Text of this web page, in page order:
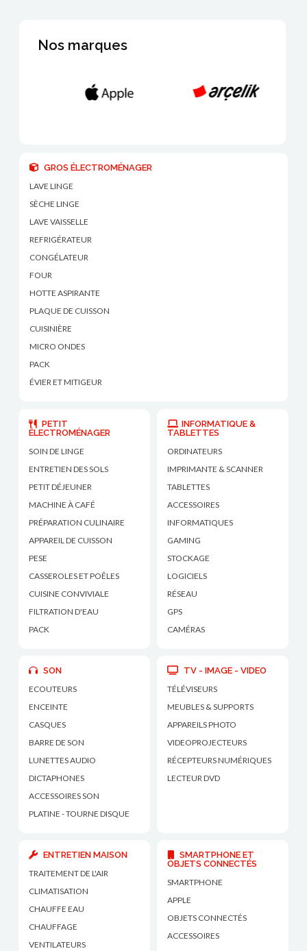
Nos marques
GROS ÉLECTROMÉNAGER
LAVE LINGE
SÈCHE LINGE
LAVE VAISSELLE
REFRIGÉRATEUR
CONGÉLATEUR
FOUR
HOTTE ASPIRANTE
PLAQUE DE CUISSON
CUISINIÈRE
MICRO ONDES
PACK
ÉVIER ET MITIGEUR
PETIT
ÉLECTROMÉNAGER
SOIN DE LINGE
ENTRETIEN DES SOLS
PETIT DÉJEUNER
MACHINE À CAFÉ
PRÉPARATION CULINAIRE
APPAREIL DE CUISSON
PESE
CASSEROLES ET POÊLES
CUISINE CONVIVIALE
FILTRATION D'EAU
PACK
INFORMATIQUE &
TABLETTES
ORDINATEURS
IMPRIMANTE & SCANNER
TABLETTES
ACCESSOIRES
INFORMATIQUES
GAMING
STOCKAGE
LOGICIELS
RÉSEAU
GPS
CAMÉRAS
SON
ECOUTEURS
ENCEINTE
CASQUES
BARRE DE SON
LUNETTES AUDIO
DICTAPHONES
ACCESSOIRES SON
PLATINE - TOURNE DISQUE
TV - IMAGE - VIDEO
TÉLÉVISEURS
MEUBLES & SUPPORTS
APPAREILS PHOTO
VIDEOPROJECTEURS
RÉCEPTEURS NUMÉRIQUES
LECTEUR DVD
ENTRETIEN MAISON
TRAITEMENT DE L'AIR
CLIMATISATION
CHAUFFE EAU
CHAUFFAGE
VENTILATEURS
SMARTPHONE ET
OBJETS CONNECTÉS
SMARTPHONE
APPLE
OBJETS CONNECTÉS
ACCESSOIRES